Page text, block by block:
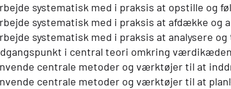
systematisk med i praksis at opstille og
systematisk med i praksis at afdække og
systematisk med i praksis at analysere
i central teori omkring
centrale metoder og værktøjer til at
centrale metoder og værktøjer til at